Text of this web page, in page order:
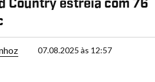
Country estreia com 76
07.08.2025 às 12:57